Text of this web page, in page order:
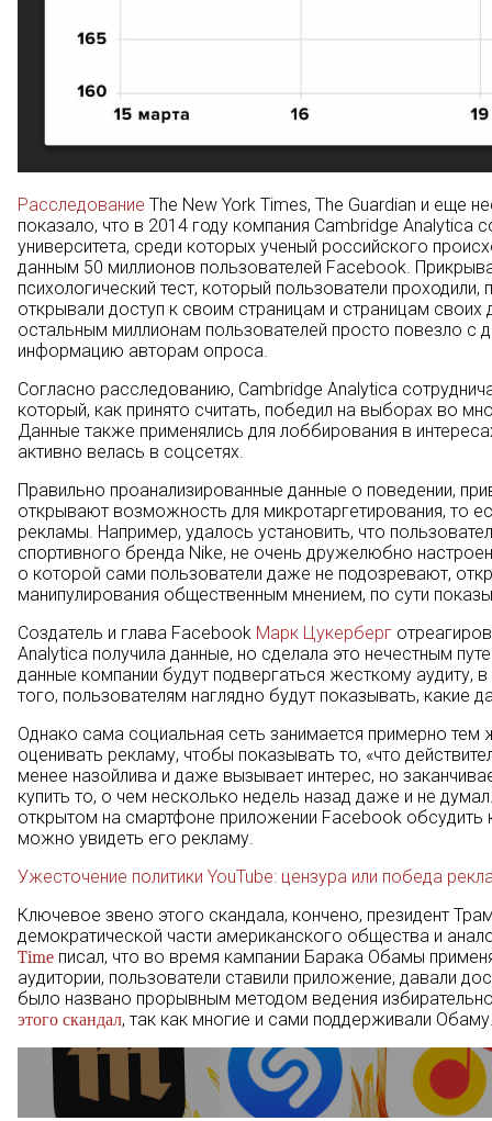
Расследование The New York Times, The Guardian и еще
показало, что в 2014 году компания Cambridge
университета, среди которых ученый российского
данным 50 миллионов пользователей Facebook.
психологический тест, который пользователи
открывали доступ к своим страницам и страницам
остальным миллионам пользователей просто повезло с
информацию авторам опроса.
Согласно расследованию, Cambridge Analytica
который, как принято считать, победил на выборах во
Данные также применялись для лоббирования в
активно велась в соцсетях.
Правильно проанализированные данные о поведении,
открывают возможность для микротаргетирования, то
рекламы. Например, удалось установить, что
спортивного бренда Nike, не очень дружелюбно
о которой сами пользователи даже не подозревают,
манипулирования общественным мнением, по сути
Создатель и глава Facebook Марк Цукерберг
Analytica получила данные, но сделала это нечестным
данные компании будут подвергаться жесткому аудиту,
того, пользователям наглядно будут показывать, какие
Однако сама социальная сеть занимается примерно
оценивать рекламу, чтобы показывать то, «что
менее назойлива и даже вызывает интерес, но
купить то, о чем несколько недель назад даже и не
открытом на смартфоне приложении Facebook обсудить
можно увидеть его рекламу.
Ужесточение политики YouTube: цензура или победа
Ключевое звено этого скандала, кончено, президент
демократической части американского общества и
Time писал, что во время кампании Барака Обамы
аудитории, пользователи ставили приложение, давали
было названо прорывным методом ведения
этого скандал, так как многие и сами поддерживали